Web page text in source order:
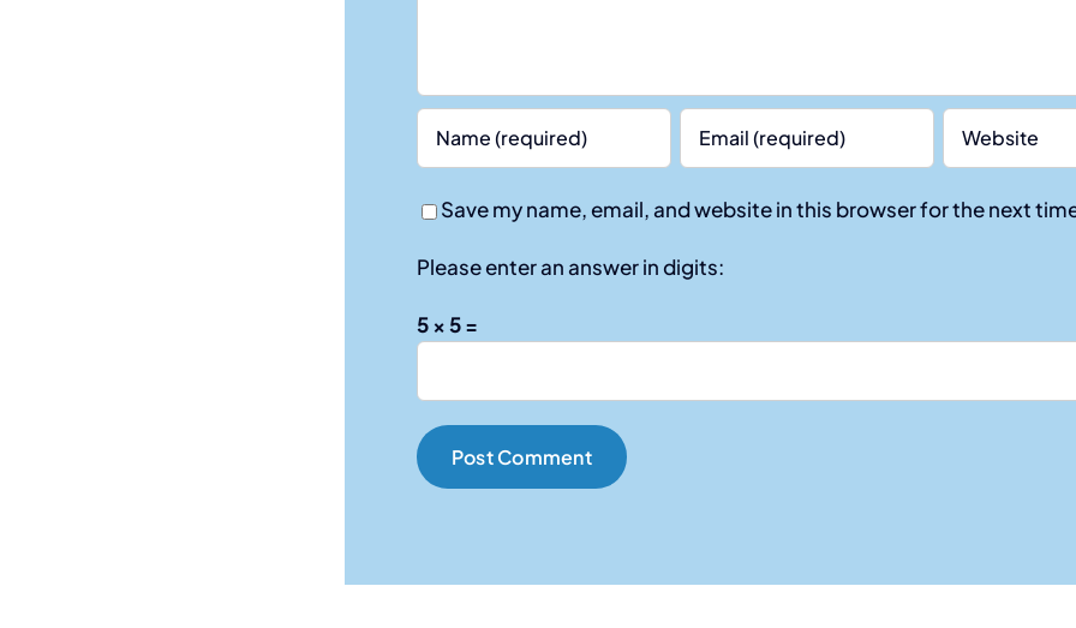
Save my name, email, and website in this browser for the next
Please enter an answer in digits:
5 × 5 =